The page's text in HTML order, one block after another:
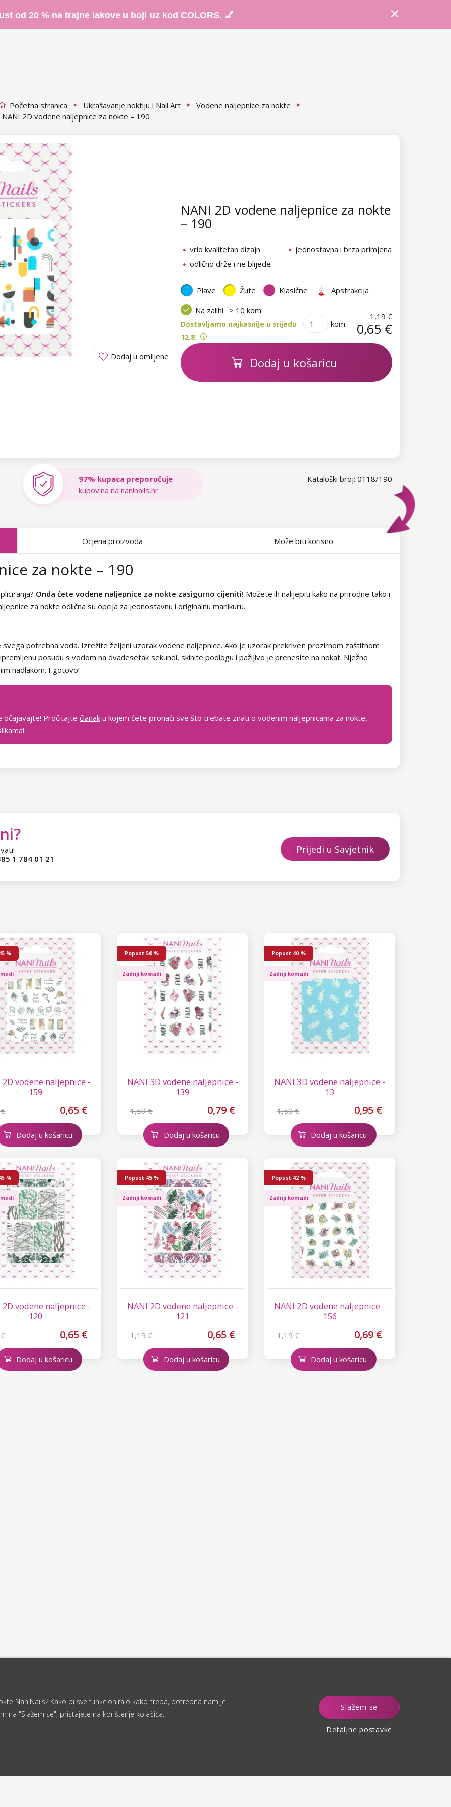
NaniNails? Kako bi sve funkcioniralo kako treba, potrebna nam je
na "Slažem se", pristajete na korištenje kolačića.
Slažem se
Detaljne postavke
od 20 % na trajne lakove u boji uz kod COLORS. 💅
Početna stranica Ukrašavanje noktiju i Nail Art
Vodene naljepnice za nokte
NANI 2D vodene naljepnice za nokte – 190
Dodaj u omiljene
NANI 2D vodene naljepnice za nokte
– 190
vrlo kvalitetan dizajn
jednostavna i brza primjena
odlično drže i ne blijede
Plave Žute Klasične
Apstrakcija
Na zalihi
> 10 kom
Dostavljamo najkasnije u srijedu
12.8.
kom
1,19 €
0,65 €
Dodaj u košaricu
Kataloški broj: 0118/190
97% kupaca preporučuje
kupovina na naninails.hr
za nokte – 190
Onda ćete vodene naljepnice za nokte zasigurno cijeniti! Možete ih nalijepiti kako na prirodne tako i
za nokte odlična su opcija za jednostavnu i originalnu manikuru.
potrebna voda. Izrežite željeni uzorak vodene naljepnice. Ako je uzorak prekriven prozirnom zaštitnom
posudu s vodom na dvadesetak sekundi, skinite podlogu i pažljivo je prenesite na nokat. Nježno
nadlakom. I gotovo!
očajavajte! Pročitajte članak u kojem ćete pronaći sve što trebate znati o vodenim naljepnicama za nokte,
Ocjena proizvoda Može biti korisno
1 784 01 21
Prijeđi u Savjetnik
2D vodene naljepnice -
159
0,65 €
%
Dodaj u košaricu
NANI 3D vodene naljepnice -
139
1,59 € 0,79 €
Popust 50 %
Zadnji komadi
Dodaj u košaricu
NANI 3D vodene naljepnice -
13
1,59 € 0,95 €
Popust 40 %
Zadnji komadi
Dodaj u košaricu
2D vodene naljepnice -
120
0,65 €
%
Dodaj u košaricu
NANI 2D vodene naljepnice -
121
1,19 € 0,65 €
Popust 45 %
Zadnji komadi
Dodaj u košaricu
NANI 2D vodene naljepnice -
156
1,19 € 0,69 €
Popust 42 %
Zadnji komadi
Dodaj u košaricu